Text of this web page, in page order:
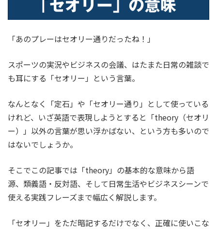
「あのプレーはセオリー通りだったね！」
スポーツの実況やビジネスの会議、はたまた日常の雑談で
も耳にする「セオリー」という言葉。
なんとなく「定石」や「セオリー通り」として使っている
けれど、いざ英語で表現しようとすると「theory（セオリ
ー）」以外の言葉が思い浮かばない、という方も多いので
はないでしょうか。
そこでこの記事では「theory」の基本的な意味から語
源、類義語・反対語、そして日常生活やビジネスシーンで
使える実践フレーズまで幅広く解説します。
「セオリー」をただ暗記するだけでなく、正確に使いこな